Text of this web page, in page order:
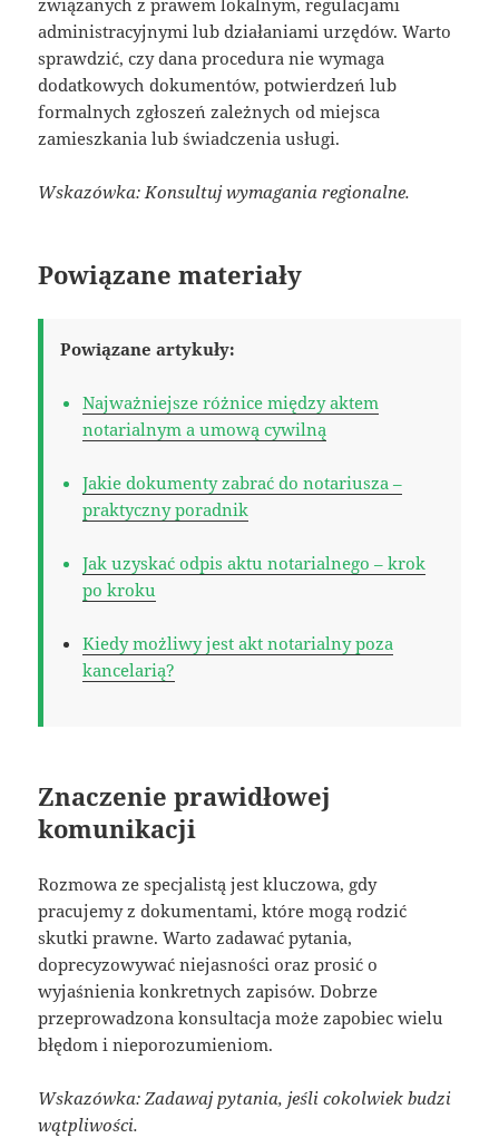
administracyjnymi lub działaniami urzędów. Warto
sprawdzić, czy dana procedura nie wymaga
dodatkowych dokumentów, potwierdzeń lub
formalnych zgłoszeń zależnych od miejsca
zamieszkania lub świadczenia usługi.
Wskazówka: Konsultuj wymagania regionalne.
Powiązane materiały
Powiązane artykuły:
Najważniejsze różnice między aktem
notarialnym a umową cywilną
Jakie dokumenty zabrać do notariusza –
praktyczny poradnik
Jak uzyskać odpis aktu notarialnego – krok
po kroku
Kiedy możliwy jest akt notarialny poza
kancelarią?
Znaczenie prawidłowej
komunikacji
Rozmowa ze specjalistą jest kluczowa, gdy
pracujemy z dokumentami, które mogą rodzić
skutki prawne. Warto zadawać pytania,
doprecyzowywać niejasności oraz prosić o
wyjaśnienia konkretnych zapisów. Dobrze
przeprowadzona konsultacja może zapobiec wielu
błędom i nieporozumieniom.
Wskazówka: Zadawaj pytania, jeśli cokolwiek budzi
wątpliwości.